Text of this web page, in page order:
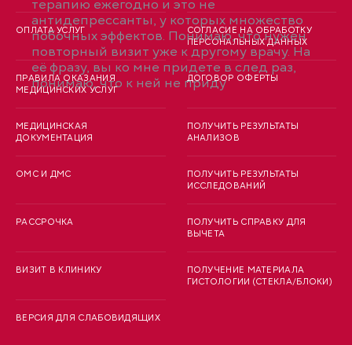
терапию ежегодно и это не
антидепрессанты, у которых множество
побочных эффектов. Понимаю, что нужен
повторный визит уже к другому врачу. На
её фразу, вы ко мне придете в след раз,
понимаю, что к ней не приду
ОПЛАТА УСЛУГ
ПРАВИЛА ОКАЗАНИЯ
МЕДИЦИНСКИХ УСЛУГ
МЕДИЦИНСКАЯ
ДОКУМЕНТАЦИЯ
ОМС И ДМС
РАССРОЧКА
ВИЗИТ В КЛИНИКУ
ВЕРСИЯ ДЛЯ СЛАБОВИДЯЩИХ
СОГЛАСИЕ НА ОБРАБОТКУ
ПЕРСОНАЛЬНЫХ ДАННЫХ
ДОГОВОР ОФЕРТЫ
ПОЛУЧИТЬ РЕЗУЛЬТАТЫ
АНАЛИЗОВ
ПОЛУЧИТЬ РЕЗУЛЬТАТЫ
ИССЛЕДОВАНИЙ
ПОЛУЧИТЬ СПРАВКУ ДЛЯ
ВЫЧЕТА
ПОЛУЧЕНИЕ МАТЕРИАЛА
ГИСТОЛОГИИ (СТЕКЛА/БЛОКИ)